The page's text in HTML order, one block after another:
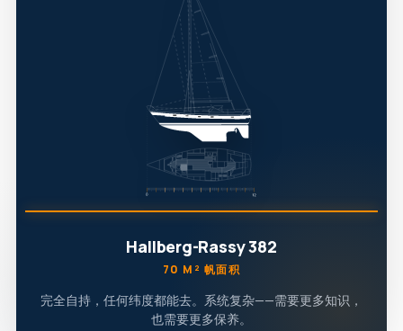
Hallberg-Rassy 382
70 M² 帆面积
完全自持，任何纬度都能去。系统复杂——需要更多知识，
也需要更多保养。